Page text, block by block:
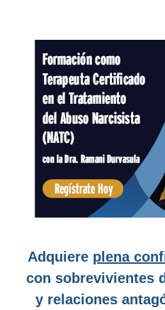
Formación como
Adquiere plena
con sobrevivientes
y relaciones